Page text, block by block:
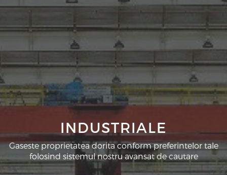
INDUSTRIALE
Gaseste proprietatea dorita conform preferintelor tale
folosind sistemul nostru avansat de cautare